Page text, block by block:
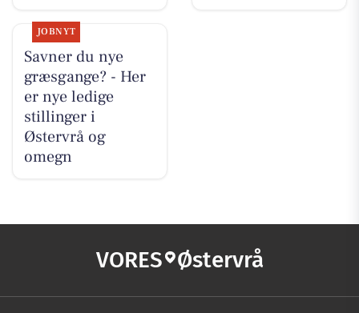
JOBNYT
Savner du nye
græsgange? - Her
er nye ledige
stillinger i
Østervrå og
omegn
VORES Østervrå